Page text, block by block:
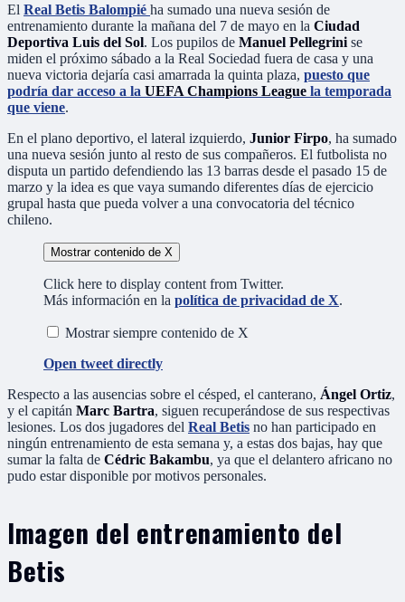
El Real Betis Balompié ha sumado una nueva sesión de
entrenamiento durante la mañana del 7 de mayo en la Ciudad
Deportiva Luis del Sol. Los pupilos de Manuel Pellegrini se
miden el próximo sábado a la Real Sociedad fuera de casa y una
nueva victoria dejaría casi amarrada la quinta plaza, puesto que
podría dar acceso a la UEFA Champions League la temporada
que viene.
En el plano deportivo, el lateral izquierdo, Junior Firpo, ha sumado
una nueva sesión junto al resto de sus compañeros. El futbolista no
disputa un partido defendiendo las 13 barras desde el pasado 15 de
marzo y la idea es que vaya sumando diferentes días de ejercicio
grupal hasta que pueda volver a una convocatoria del técnico
chileno.
Mostrar contenido de X
Click here to display content from Twitter.
Más información en la política de privacidad de X.
Mostrar siempre contenido de X
Open tweet directly
Respecto a las ausencias sobre el césped, el canterano, Ángel Ortiz,
y el capitán Marc Bartra, siguen recuperándose de sus respectivas
lesiones. Los dos jugadores del Real Betis no han participado en
ningún entrenamiento de esta semana y, a estas dos bajas, hay que
sumar la falta de Cédric Bakambu, ya que el delantero africano no
pudo estar disponible por motivos personales.
Imagen del entrenamiento del
Betis